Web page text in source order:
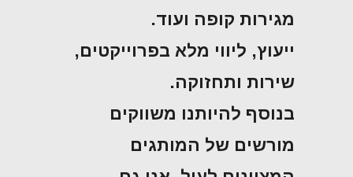
מגירות קופה ועוד.
ייעוץ, ליווי מלא בפרוייקטים,
שירות ותחזוקה.
בנוסף להיותנו משווקים
מורשים של המותגים